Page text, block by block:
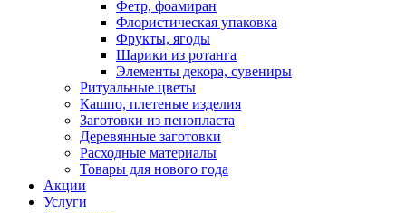
Фетр, фоамиран
Флористическая упаковка
Фрукты, ягоды
Шарики из ротанга
Элементы декора, сувениры
Ритуальные цветы
Кашпо, плетеные изделия
Заготовки из пенопласта
Деревянные заготовки
Расходные материалы
Товары для нового года
Акции
Услуги